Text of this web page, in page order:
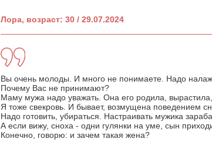
Лора, возраст: 30 / 29.07.2024
Вы очень молоды. И много не понимаете. Надо
Почему Вас не принимают?
Маму мужа надо уважать. Она его родила, вырастила,
Я тоже свекровь. И бывает, возмущена поведением
Надо готовить, убираться. Настраивать мужика
А если вижу, сноха - одни гулянки на уме, сын
Конечно, говорю: и зачем такая жена?